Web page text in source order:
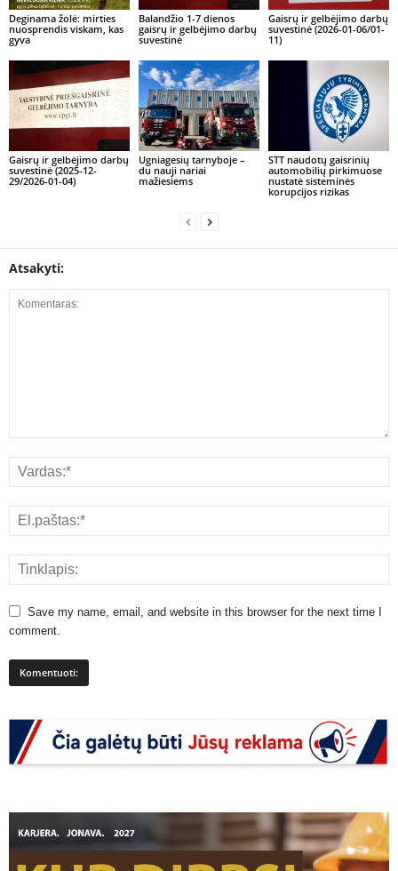
Deginama žolė: mirties
nuosprendis viskam, kas
gyva
Balandžio 1-7 dienos
gaisrų ir gelbėjimo darbų
suvestinė
Gaisrų ir gelbėjimo darbų
suvestinė (2026-01-06/01-
11)
Gaisrų ir gelbėjimo darbų
suvestinė (2025-12-
29/2026-01-04)
Ugniagesių tarnyboje –
du nauji nariai
mažiesiems
STT naudotų gaisrinių
automobilių pirkimuose
nustatė sisteminės
korupcijos rizikas
Atsakyti:
Save my name, email, and website in this browser for the next time I
comment.